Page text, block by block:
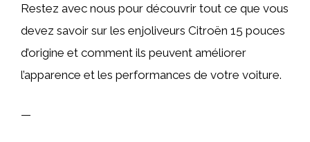
Restez avec nous pour découvrir tout ce que vous
devez savoir sur les enjoliveurs Citroën 15 pouces
d’origine et comment ils peuvent améliorer
l’apparence et les performances de votre voiture.
—